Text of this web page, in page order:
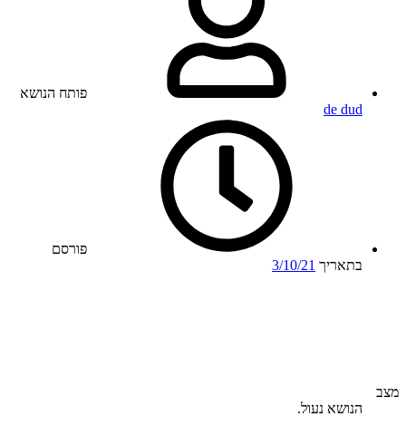
פותח הנושא
de dud
פורסם
בתאריך 3/10/21
מצב
הנושא נעול.